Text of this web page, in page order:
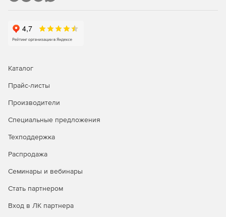
Каталог
Прайс-листы
Производители
Специальные предложения
Техподдержка
Распродажа
Семинары и вебинары
Стать партнером
Вход в ЛК партнера